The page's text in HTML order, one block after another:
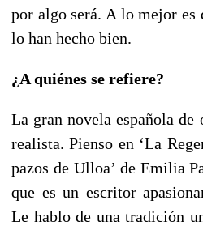
por algo será. A lo mejor es
lo han hecho bien.
¿A quiénes se refiere?
La gran novela española de
realista. Pienso en ‘La
pazos de Ulloa’ de Emilia
que es un escritor
Le hablo de una tradición